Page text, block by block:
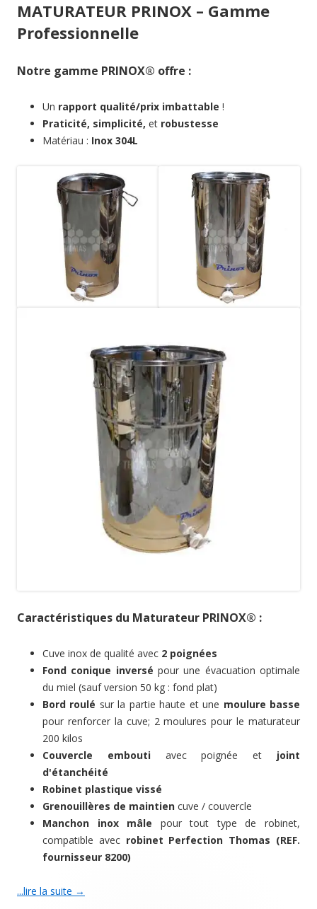
MATURATEUR PRINOX – Gamme
Professionnelle
Notre gamme PRINOX® offre :
Un rapport qualité/prix imbattable !
Praticité, simplicité, et robustesse
Matériau : Inox 304L
Caractéristiques du Maturateur PRINOX® :
Cuve inox de qualité avec 2 poignées
Fond conique inversé pour une évacuation optimale
du miel (sauf version 50 kg : fond plat)
Bord roulé sur la partie haute et une moulure basse
pour renforcer la cuve; 2 moulures pour le maturateur
200 kilos
Couvercle emboutiavec poignée et joint
d'étanchéité
Robinet plastique vissé
Grenouillères de maintien cuve / couvercle
Manchon inox mâle pour tout type de robinet,
compatible avec robinet Perfection Thomas (REF.
fournisseur 8200)
...lire la suite →